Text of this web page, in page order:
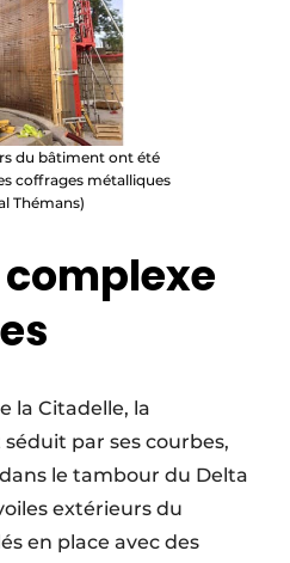
du bâtiment ont été
coffrages métalliques
Thémans)
la Citadelle, la
par ses courbes,
le tambour du Delta
extérieurs du
en place avec des